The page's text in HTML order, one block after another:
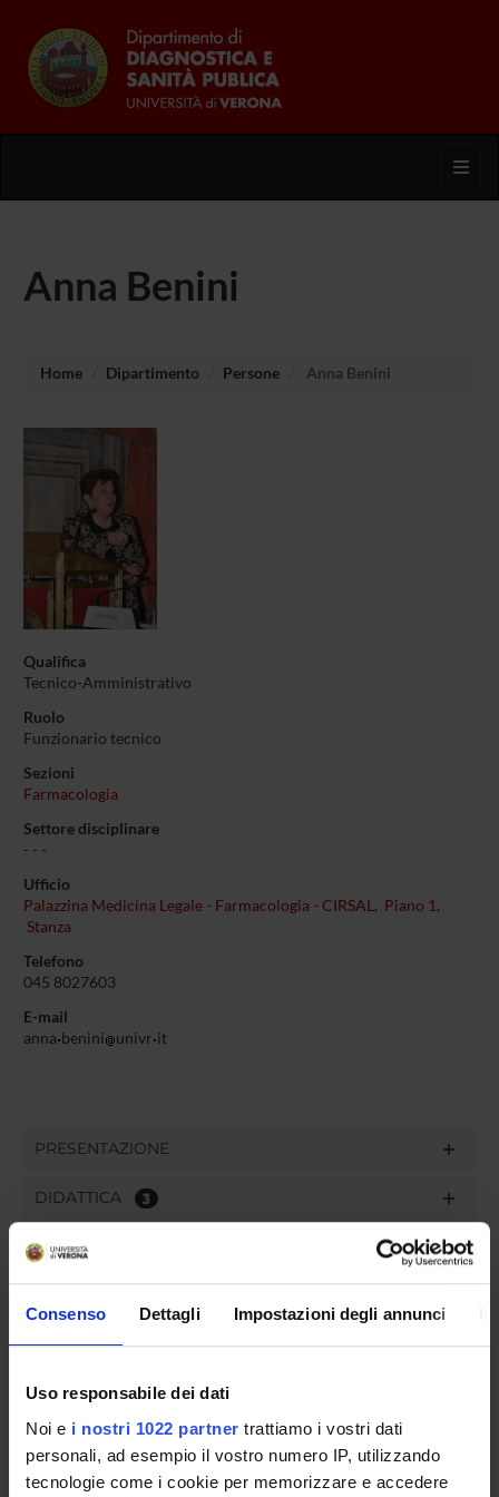
Consenso Dettagli Impostazioni degli annunci
Uso responsabile dei dati
Noi e i nostri 1022 partner trattiamo i vostri dati
personali, ad esempio il vostro numero IP, utilizzando
tecnologie come i cookie per memorizzare e accedere
Anna Benini
Home Dipartimento Persone Anna Benini
Qualifica
Tecnico-Amministrativo
Ruolo
Funzionario tecnico
Sezioni
Farmacologia
Settore disciplinare
- - -
Ufficio
Palazzina Medicina Legale - Farmacologia - CIRSAL, Piano 1,
Stanza
Telefono
045 8027603
E-mail
anna benini univr it
PRESENTAZIONE
DIDATTICA 3
RICERCA
INCARICHI
ORGANIZZAZIONE